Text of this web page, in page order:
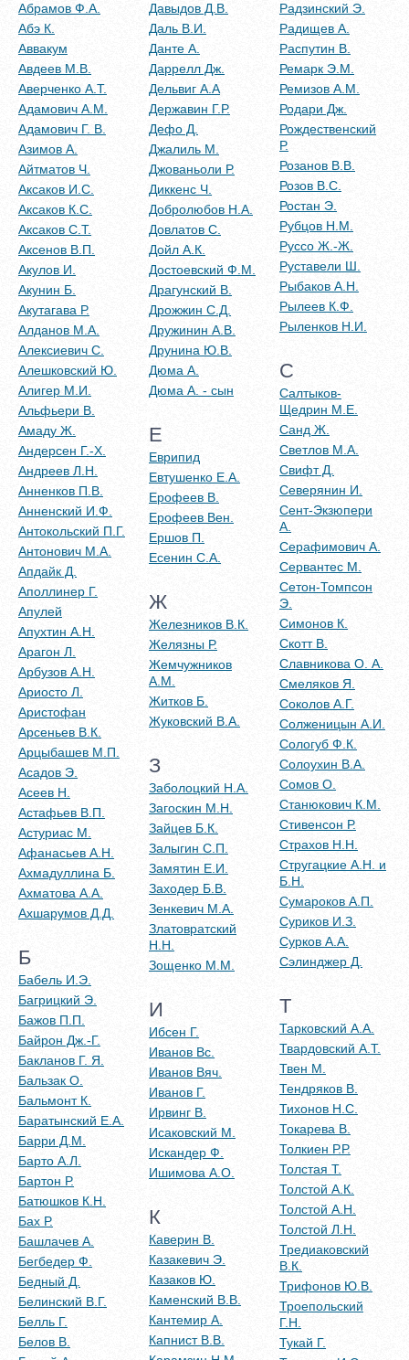
Абрамов Ф.А.
Абэ К.
Аввакум
Авдеев М.В.
Аверченко А.Т.
Адамович А.М.
Адамович Г. В.
Азимов А.
Айтматов Ч.
Аксаков И.С.
Аксаков К.С.
Аксаков С.Т.
Аксенов В.П.
Акулов И.
Акунин Б.
Акутагава Р.
Алданов М.А.
Алексиевич С.
Алешковский Ю.
Алигер М.И.
Альфьери В.
Амаду Ж.
Андерсен Г.-Х.
Андреев Л.Н.
Анненков П.В.
Анненский И.Ф.
Антокольский П.Г.
Антонович М.А.
Апдайк Д.
Аполлинер Г.
Апулей
Апухтин А.Н.
Арагон Л.
Арбузов А.Н.
Ариосто Л.
Аристофан
Арсеньев В.К.
Арцыбашев М.П.
Асадов Э.
Асеев Н.
Астафьев В.П.
Астуриас М.
Афанасьев А.Н.
Ахмадуллина Б.
Ахматова А.А.
Ахшарумов Д.Д.
Б
Бабель И.Э.
Багрицкий Э.
Бажов П.П.
Байрон Дж.-Г.
Бакланов Г. Я.
Бальзак О.
Бальмонт К.
Баратынский Е.А.
Барри Д.М.
Барто А.Л.
Бартон Р.
Батюшков К.Н.
Бах Р.
Башлачев А.
Бегбедер Ф.
Бедный Д.
Белинский В.Г.
Белль Г.
Белов В.
Давыдов Д.В.
Даль В.И.
Данте А.
Даррелл Дж.
Дельвиг А.А
Державин Г.Р.
Дефо Д.
Джалиль М.
Джованьоли Р.
Диккенс Ч.
Добролюбов Н.А.
Довлатов С.
Дойл А.К.
Достоевский Ф.М.
Драгунский В.
Дрожжин С.Д.
Дружинин А.В.
Друнина Ю.В.
Дюма А.
Дюма А. - сын
Е
Еврипид
Евтушенко Е.А.
Ерофеев В.
Ерофеев Вен.
Ершов П.
Есенин С.А.
Ж
Железников В.К.
Желязны Р.
Жемчужников
А.М.
Житков Б.
Жуковский В.А.
З
Заболоцкий Н.А.
Загоскин М.Н.
Зайцев Б.К.
Залыгин С.П.
Замятин Е.И.
Заходер Б.В.
Зенкевич М.А.
Златовратский
Н.Н.
Зощенко М.М.
И
Ибсен Г.
Иванов Вс.
Иванов Вяч.
Иванов Г.
Ирвинг В.
Исаковский М.
Искандер Ф.
Ишимова А.О.
К
Каверин В.
Казакевич Э.
Казаков Ю.
Каменский В.В.
Кантемир А.
Капнист В.В.
Радзинский Э.
Радищев А.
Распутин В.
Ремарк Э.М.
Ремизов А.М.
Родари Дж.
Рождественский
Р.
Розанов В.В.
Розов В.С.
Ростан Э.
Рубцов Н.М.
Руссо Ж.-Ж.
Руставели Ш.
Рыбаков А.Н.
Рылеев К.Ф.
Рыленков Н.И.
С
Салтыков-
Щедрин М.Е.
Санд Ж.
Светлов М.А.
Свифт Д.
Северянин И.
Сент-Экзюпери
А.
Серафимович А.
Сервантес М.
Сетон-Томпсон
Э.
Симонов К.
Скотт В.
Славникова О. А.
Смеляков Я.
Соколов А.Г.
Солженицын А.И.
Сологуб Ф.К.
Солоухин В.А.
Сомов О.
Станюкович К.М.
Стивенсон Р.
Страхов Н.Н.
Стругацкие А.Н. и
Б.Н.
Сумароков А.П.
Суриков И.З.
Сурков А.А.
Сэлинджер Д.
Т
Тарковский А.А.
Твардовский А.Т.
Твен М.
Тендряков В.
Тихонов Н.С.
Токарева В.
Толкиен Р.Р.
Толстая Т.
Толстой А.К.
Толстой А.Н.
Толстой Л.Н.
Тредиаковский
В.К.
Трифонов Ю.В.
Троепольский
Г.Н.
Тукай Г.